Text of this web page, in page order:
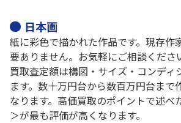
日本画
紙に彩色で描かれた作品です。現存作
要ありません。お気軽にご相談くださ
買取査定額は構図・サイズ・コンディ
ます。数十万円台から数百万円台まで
なります。高価買取のポイントで述べ
＞が最も評価が高くなります。